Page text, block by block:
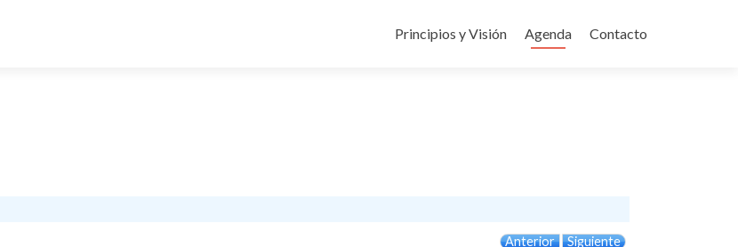
al
Principios y Visión Agenda Contacto
Anterior Siguiente